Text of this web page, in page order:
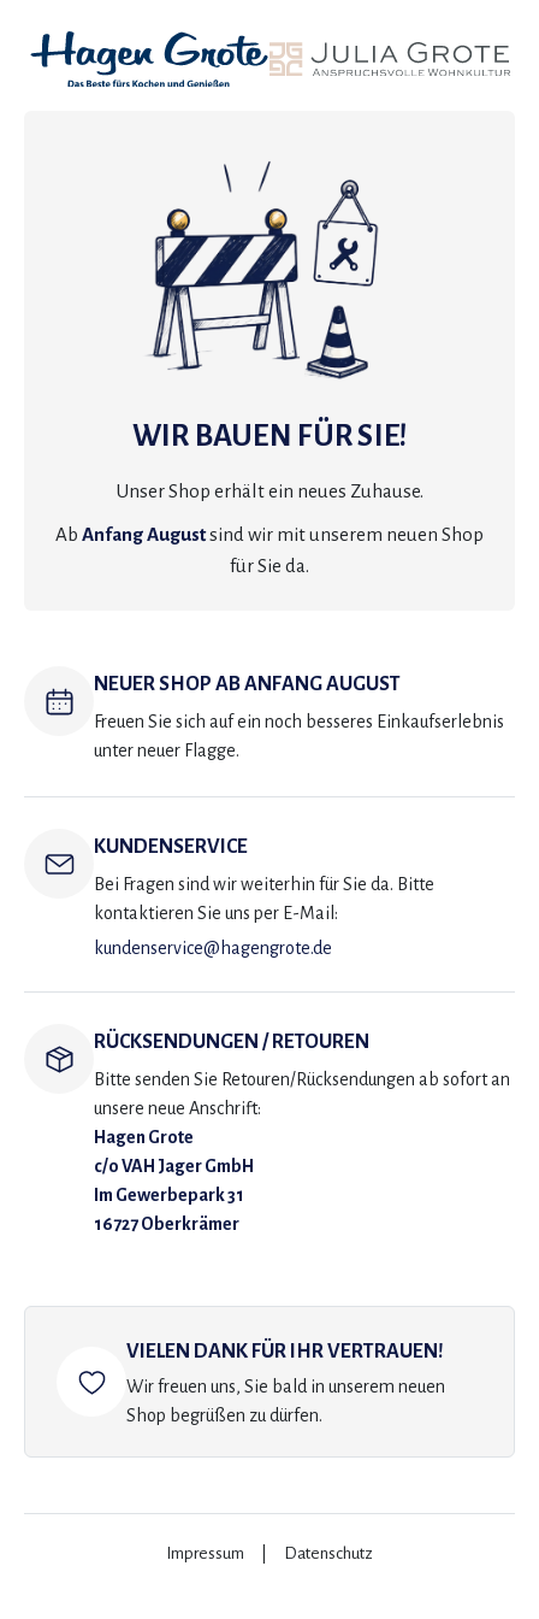
WIR BAUEN FÜR SIE!
Unser Shop erhält ein neues Zuhause.
Ab Anfang Augustsind wir mit unserem neuen Shop
für Sie da.
NEUER SHOP AB ANFANG AUGUST
Freuen Sie sich auf ein noch besseres Einkaufserlebnis
unter neuer Flagge.
KUNDENSERVICE
Bei Fragen sind wir weiterhin für Sie da. Bitte
kontaktieren Sie uns per E-Mail:
kundenservice@hagengrote.de
RÜCKSENDUNGEN / RETOUREN
Bitte senden Sie Retouren/Rücksendungen ab sofort an
unsere neue Anschrift:
Hagen Grote
c/o VAH Jager GmbH
Im Gewerbepark 31
16727 Oberkrämer
VIELEN DANK FÜR IHR VERTRAUEN!
Wir freuen uns, Sie bald in unserem neuen
Shop begrüßen zu dürfen.
Impressum Datenschutz